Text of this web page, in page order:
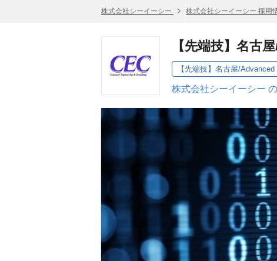
株式会社シーイーシー 株式会社シーイーシー 採用
【先端技】名古
株式会社シーイーシー